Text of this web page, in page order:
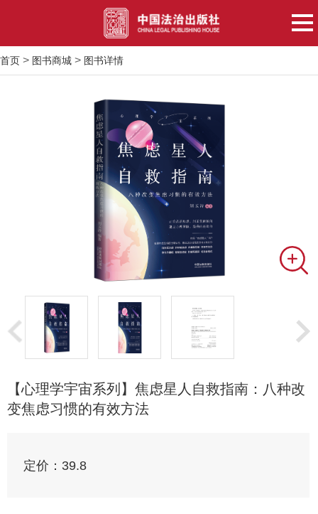
首页 > 图书商城 > 图书详情
【心理学宇宙系列】焦虑星人自救指南：八种改
变焦虑习惯的有效方法
定价： 39.8